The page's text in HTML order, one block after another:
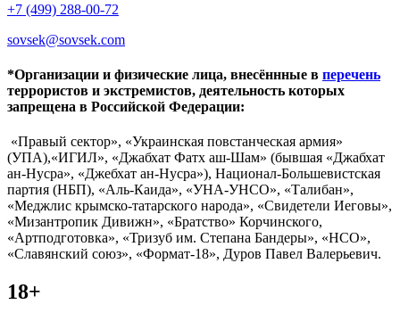
+7 (499) 288-00-72
sovsek@sovsek.com
*Организации и физические лица, внесённные в перечень
террористов и экстремистов, деятельность которых
запрещена в Российской Федерации:
«Правый сектор», «Украинская повстанческая армия»
(УПА),«ИГИЛ», «Джабхат Фатх аш-Шам» (бывшая «Джабхат
ан-Нусра», «Джебхат ан-Нусра»), Национал-Большевистская
партия (НБП), «Аль-Каида», «УНА-УНСО», «Талибан»,
«Меджлис крымско-татарского народа», «Свидетели Иеговы»,
«Мизантропик Дивижн», «Братство» Корчинского,
«Артподготовка», «Тризуб им. Степана Бандеры», «НСО»,
«Славянский союз», «Формат-18», Дуров Павел Валерьевич.
18+